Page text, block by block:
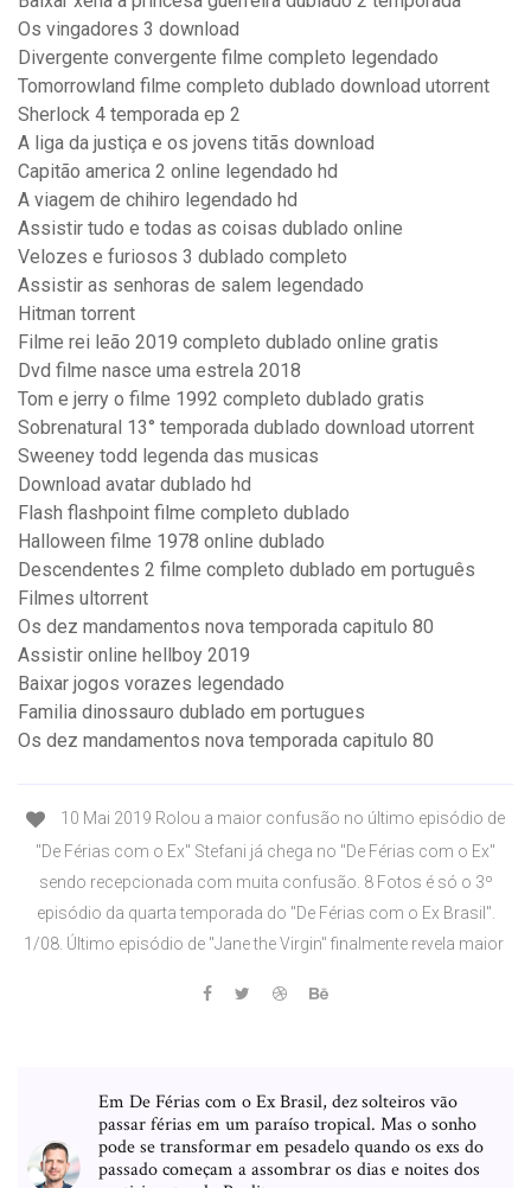
Os vingadores 3 download
Divergente convergente filme completo legendado
Tomorrowland filme completo dublado download utorrent
Sherlock 4 temporada ep 2
A liga da justiça e os jovens titãs download
Capitão america 2 online legendado hd
A viagem de chihiro legendado hd
Assistir tudo e todas as coisas dublado online
Velozes e furiosos 3 dublado completo
Assistir as senhoras de salem legendado
Hitman torrent
Filme rei leão 2019 completo dublado online gratis
Dvd filme nasce uma estrela 2018
Tom e jerry o filme 1992 completo dublado gratis
Sobrenatural 13° temporada dublado download utorrent
Sweeney todd legenda das musicas
Download avatar dublado hd
Flash flashpoint filme completo dublado
Halloween filme 1978 online dublado
Descendentes 2 filme completo dublado em português
Filmes ultorrent
Os dez mandamentos nova temporada capitulo 80
Assistir online hellboy 2019
Baixar jogos vorazes legendado
Familia dinossauro dublado em portugues
Os dez mandamentos nova temporada capitulo 80
10 Mai 2019 Rolou a maior confusão no último episódio de
"De Férias com o Ex" Stefani já chega no "De Férias com o Ex"
sendo recepcionada com muita confusão. 8 Fotos é só o 3º
episódio da quarta temporada do "De Férias com o Ex Brasil".
1/08. Último episódio de "Jane the Virgin" finalmente revela maior
Em De Férias com o Ex Brasil, dez solteiros vão
passar férias em um paraíso tropical. Mas o sonho
pode se transformar em pesadelo quando os exs do
passado começam a assombrar os dias e noites dos